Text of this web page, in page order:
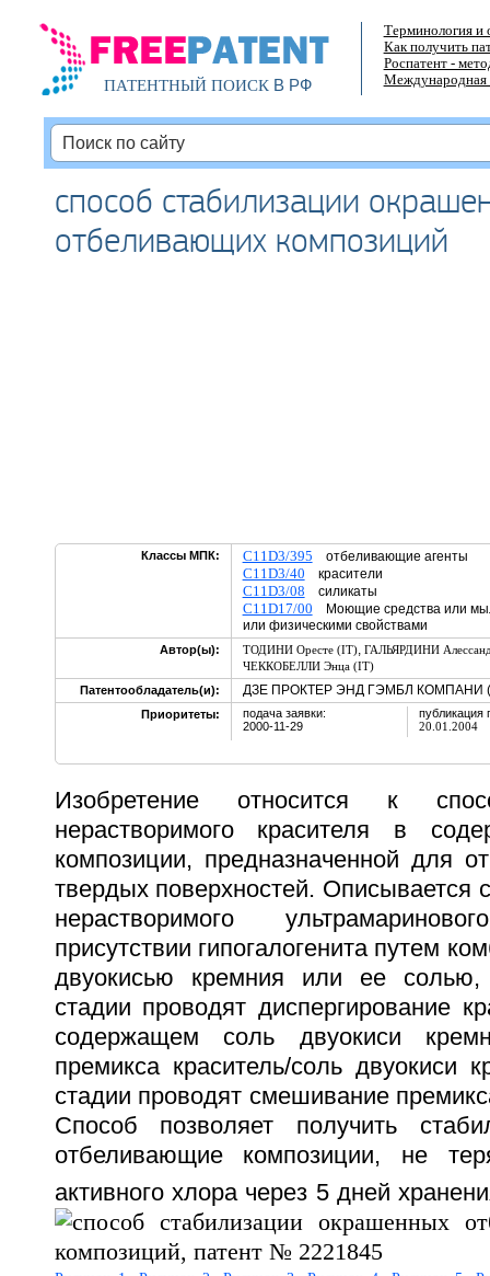
ПАТЕНТНЫЙ ПОИСКВ РФ
Терминология и
Как получить
Роспатент -
Международная
способ стабилизации
отбеливающих композиций
Классы МПК: C11D3/395 отбеливающие агенты
C11D3/40 красители
C11D3/08 силикаты
C11D17/00 Моющие средства или
или физическими свойствами
Автор(ы): ТОДИНИ Оресте (IT), ГАЛЬЯРДИНИ
ЧЕККОБЕЛЛИ Энца (IT)
Патентообладатель(и):
ДЗЕ ПРОКТЕР ЭНД ГЭМБЛ КОМПАНИ
Приоритеты:
подача заявки:
2000-11-29
публикация
20.01.2004
Изобретение относится к
нерастворимого красителя в
композиции, предназначенной для
твердых поверхностей. Описывается
нерастворимого
присутствии гипогалогенита путем
двуокисью кремния или ее
стадии проводят диспергирование
содержащем соль двуокиси
премикса краситель/соль двуокиси
стадии проводят смешивание
Способ позволяет получить
отбеливающие композиции, не
активного хлора через 5 дней